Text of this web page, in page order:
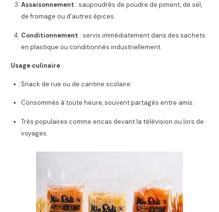
Assaisonnement : saupoudrés de poudre de piment, de sel,
de fromage ou d’autres épices.
Conditionnement : servis immédiatement dans des sachets
en plastique ou conditionnés industriellement.
Usage culinaire :
Snack de rue ou de cantine scolaire.
Consommés à toute heure, souvent partagés entre amis.
Très populaires comme encas devant la télévision ou lors de
voyages.